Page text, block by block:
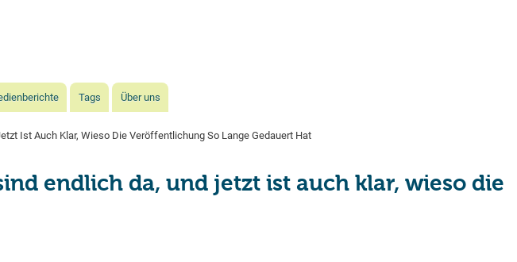
Tags Über uns
Ist Auch Klar, Wieso Die Veröffentlichung So Lange Gedauert Hat
endlich da, und jetzt ist auch klar, wieso die